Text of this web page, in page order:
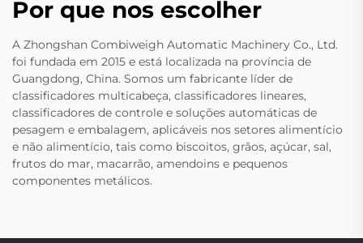
Por que nos escolher
A Zhongshan Combiweigh Automatic Machinery Co., Ltd.
foi fundada em 2015 e está localizada na província de
Guangdong, China. Somos um fabricante líder de
classificadores multicabeça, classificadores lineares,
classificadores de controle e soluções automáticas de
pesagem e embalagem, aplicáveis nos setores alimentício
e não alimentício, tais como biscoitos, grãos, açúcar, sal,
frutos do mar, macarrão, amendoins e pequenos
componentes metálicos.